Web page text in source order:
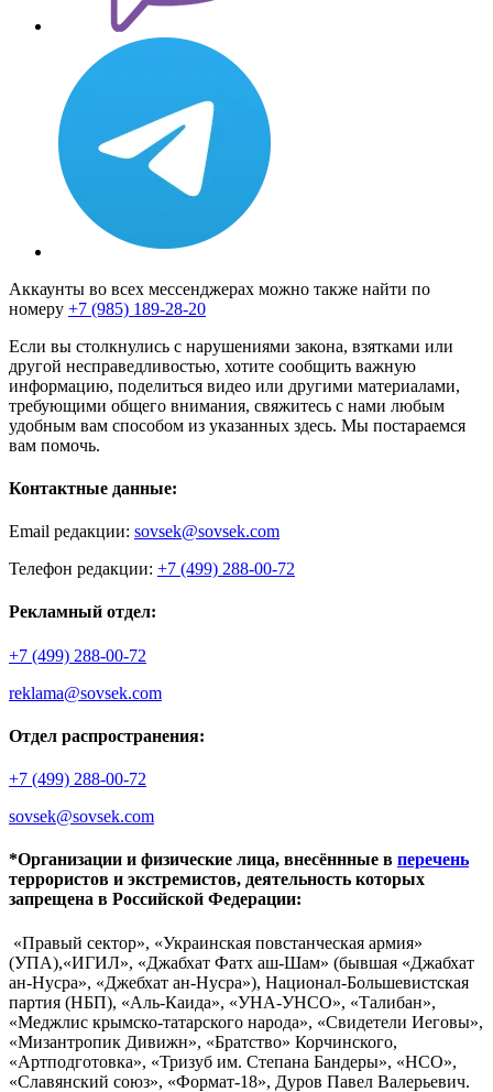
Аккаунты во всех мессенджерах можно также найти по
номеру +7 (985) 189-28-20
Если вы столкнулись с нарушениями закона, взятками или
другой несправедливостью, хотите сообщить важную
информацию, поделиться видео или другими материалами,
требующими общего внимания, свяжитесь с нами любым
удобным вам способом из указанных здесь. Мы постараемся
вам помочь.
Контактные данные:
Email редакции: sovsek@sovsek.com
Телефон редакции: +7 (499) 288-00-72
Рекламный отдел:
+7 (499) 288-00-72
reklama@sovsek.com
Отдел распространения:
+7 (499) 288-00-72
sovsek@sovsek.com
*Организации и физические лица, внесённные в перечень
террористов и экстремистов, деятельность которых
запрещена в Российской Федерации:
«Правый сектор», «Украинская повстанческая армия»
(УПА),«ИГИЛ», «Джабхат Фатх аш-Шам» (бывшая «Джабхат
ан-Нусра», «Джебхат ан-Нусра»), Национал-Большевистская
партия (НБП), «Аль-Каида», «УНА-УНСО», «Талибан»,
«Меджлис крымско-татарского народа», «Свидетели Иеговы»,
«Мизантропик Дивижн», «Братство» Корчинского,
«Артподготовка», «Тризуб им. Степана Бандеры», «НСО»,
«Славянский союз», «Формат-18», Дуров Павел Валерьевич.